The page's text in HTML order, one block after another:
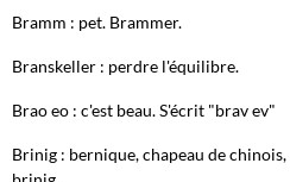
Bramm : pet. Brammer.
Branskeller : perdre l'équilibre.
Brao eo : c'est beau. S'écrit "brav ev"
Brinig : bernique, chapeau de